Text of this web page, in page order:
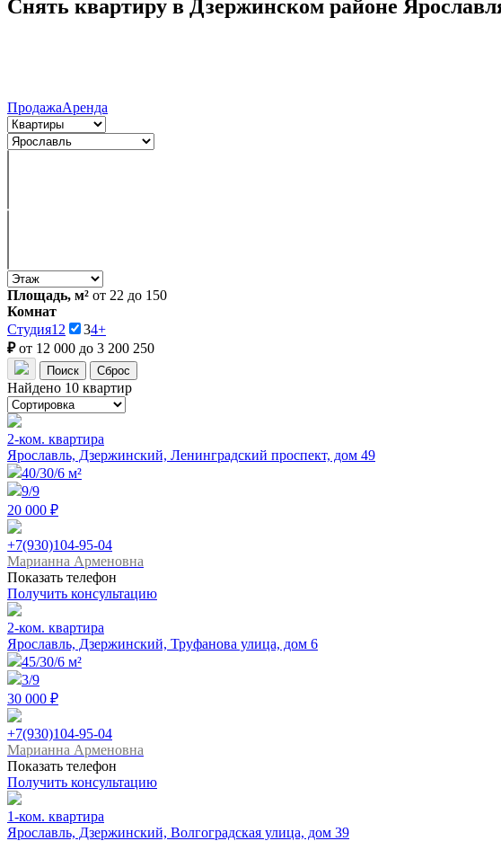
Снять квартиру в Дзержинском районе
ПродажаАренда
Площадь, м² от 22 до 150
Комнат
Студия1 2 34+
₽ от 12 000 до 3 200 250
Найдено 10 квартир
2-ком. квартира
Ярославль, Дзержинский, Ленинградский проспект, дом 49
40/30/6 м²
9/9
20 000 ₽
+7(930)104-95-04
Марианна Арменовна
Показать телефон
Получить консультацию
2-ком. квартира
Ярославль, Дзержинский, Труфанова улица, дом 6
45/30/6 м²
3/9
30 000 ₽
+7(930)104-95-04
Марианна Арменовна
Показать телефон
Получить консультацию
1-ком. квартира
Ярославль, Дзержинский, Волгоградская улица, дом 39